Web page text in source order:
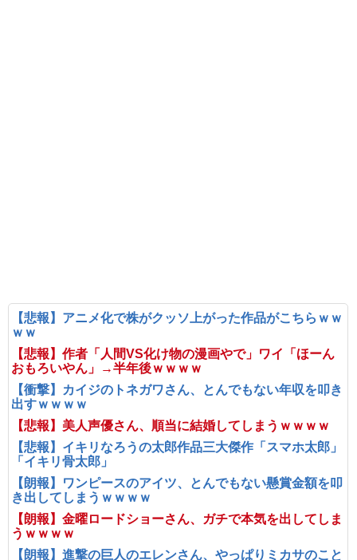
【悲報】アニメ化で株がクッソ上がった作品がこちらｗｗ
ｗｗ
【悲報】作者「人間VS化け物の漫画やで」ワイ「ほーん
おもろいやん」→半年後ｗｗｗｗ
【衝撃】カイジのトネガワさん、とんでもない年収を叩き
出すｗｗｗｗ
【悲報】美人声優さん、順当に結婚してしまうｗｗｗｗ
【悲報】イキリなろうの太郎作品三大傑作「スマホ太郎」
「イキリ骨太郎」
【朗報】ワンピースのアイツ、とんでもない懸賞金額を叩
き出してしまうｗｗｗｗ
【朗報】金曜ロードショーさん、ガチで本気を出してしま
うｗｗｗｗ
【朗報】進撃の巨人のエレンさん、やっぱりミカサのこと